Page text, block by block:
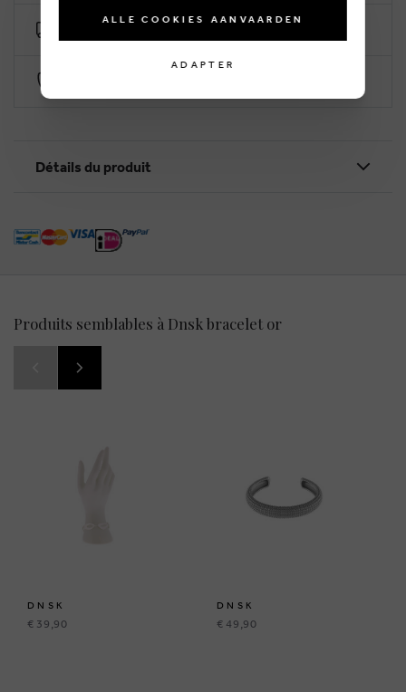
Détails du produit
Produits semblables à Dnsk bracelet or
DNSK
€ 39,90
DNSK
€ 49,90
ALLE COOKIES AANVAARDEN
ADAPTER